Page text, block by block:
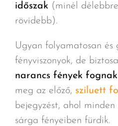
időszak (minél
rövidebb).
Ugyan folyamatosan és
fényviszonyok, de
narancs fények
meg az előző, sziluett
bejegyzést, ahol
sárga fényeiben fürdik.